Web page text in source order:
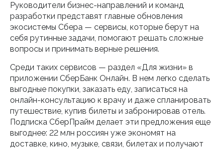
Руководители бизнес-направлений и команд
разработки представят главные обновления
экосистемы Сбера — сервисы, которые берут на
себя рутинные задачи, помогают решать сложные
вопросы и принимать верные решения.
Среди таких сервисов — раздел «Для жизни» в
приложении СберБанк Онлайн. В нем легко сделать
выгодные покупки, заказать еду, записаться на
онлайн-консультацию к врачу и даже спланировать
путешествие, купив билеты и забронировав отель.
Подписка СберПрайм делает эти предложения еще
выгоднее: 22 млн россиян уже экономят на
доставке, кино, музыке, связи, билетах и получают